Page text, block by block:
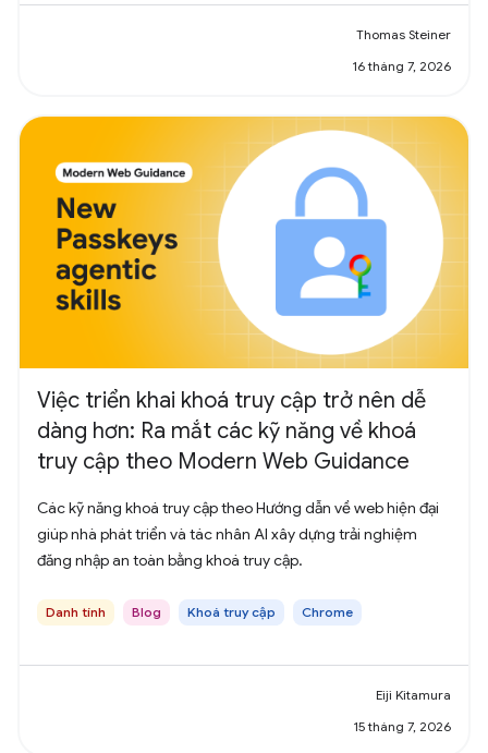
Thomas Steiner
16 tháng 7, 2026
Việc triển khai khoá truy cập trở nên dễ
dàng hơn: Ra mắt các kỹ năng về khoá
truy cập theo Modern Web Guidance
Các kỹ năng khoá truy cập theo Hướng dẫn về web hiện đại
giúp nhà phát triển và tác nhân AI xây dựng trải nghiệm
đăng nhập an toàn bằng khoá truy cập.
Danh tính Blog Khoá truy cập Chrome
Eiji Kitamura
15 tháng 7, 2026